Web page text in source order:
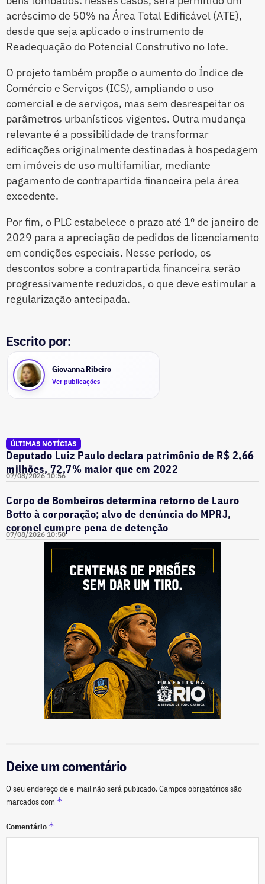
acréscimo de 50% na Área Total Edificável (ATE),
desde que seja aplicado o instrumento de
Readequação do Potencial Construtivo no lote.
O projeto também propõe o aumento do Índice de
Comércio e Serviços (ICS), ampliando o uso
comercial e de serviços, mas sem desrespeitar os
parâmetros urbanísticos vigentes. Outra mudança
relevante é a possibilidade de transformar
edificações originalmente destinadas à hospedagem
em imóveis de uso multifamiliar, mediante
pagamento de contrapartida financeira pela área
excedente.
Por fim, o PLC estabelece o prazo até 1º de janeiro de
2029 para a apreciação de pedidos de licenciamento
em condições especiais. Nesse período, os
descontos sobre a contrapartida financeira serão
progressivamente reduzidos, o que deve estimular a
regularização antecipada.
Escrito por:
Giovanna Ribeiro
Ver publicações
ÚLTIMAS NOTÍCIAS
Deputado Luiz Paulo declara patrimônio de R$ 2,66
milhões, 72,7% maior que em 2022
07/08/2026 10:56
Corpo de Bombeiros determina retorno de Lauro
Botto à corporação; alvo de denúncia do MPRJ,
coronel cumpre pena de detenção
07/08/2026 10:50
Deixe um comentário
O seu endereço de e-mail não será publicado.Campos obrigatórios são
marcados com *
Comentário *